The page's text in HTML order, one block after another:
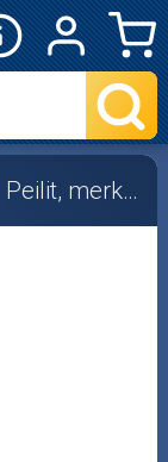
Peilit, merkkikohtaiset